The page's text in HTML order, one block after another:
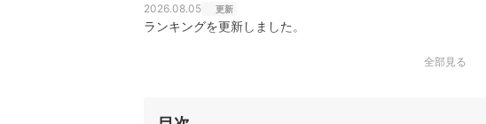
2026.08.05 更新
ランキングを更新しました。
全部見る